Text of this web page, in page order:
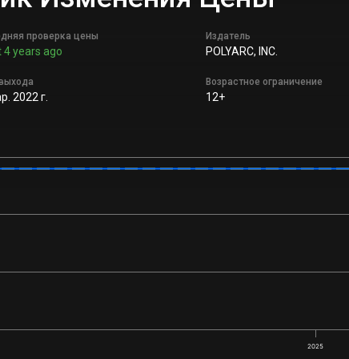
проверка цены
4 years ago
2022 г.
Издатель
POLYARC, INC.
Возрастное ограничение
12+
2025